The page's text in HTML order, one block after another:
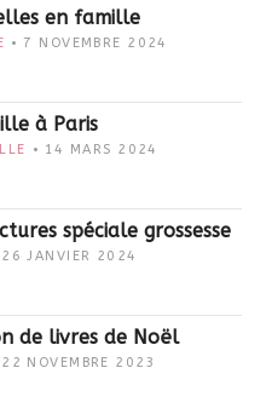
en famille
7 NOVEMBRE 2024
à Paris
14 MARS 2024
spéciale grossesse
26 JANVIER 2024
de livres de Noël
22 NOVEMBRE 2023